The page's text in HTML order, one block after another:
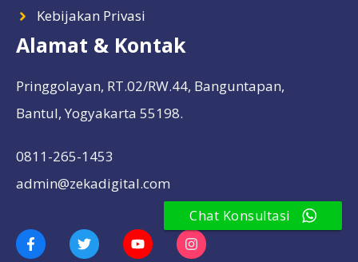
Kebijakan Privasi
Alamat & Kontak
Pringgolayan, RT.02/RW.44, Banguntapan,
Bantul, Yogyakarta 55198.
0811-265-1453
admin@zekadigital.com
Chat Konsultasi